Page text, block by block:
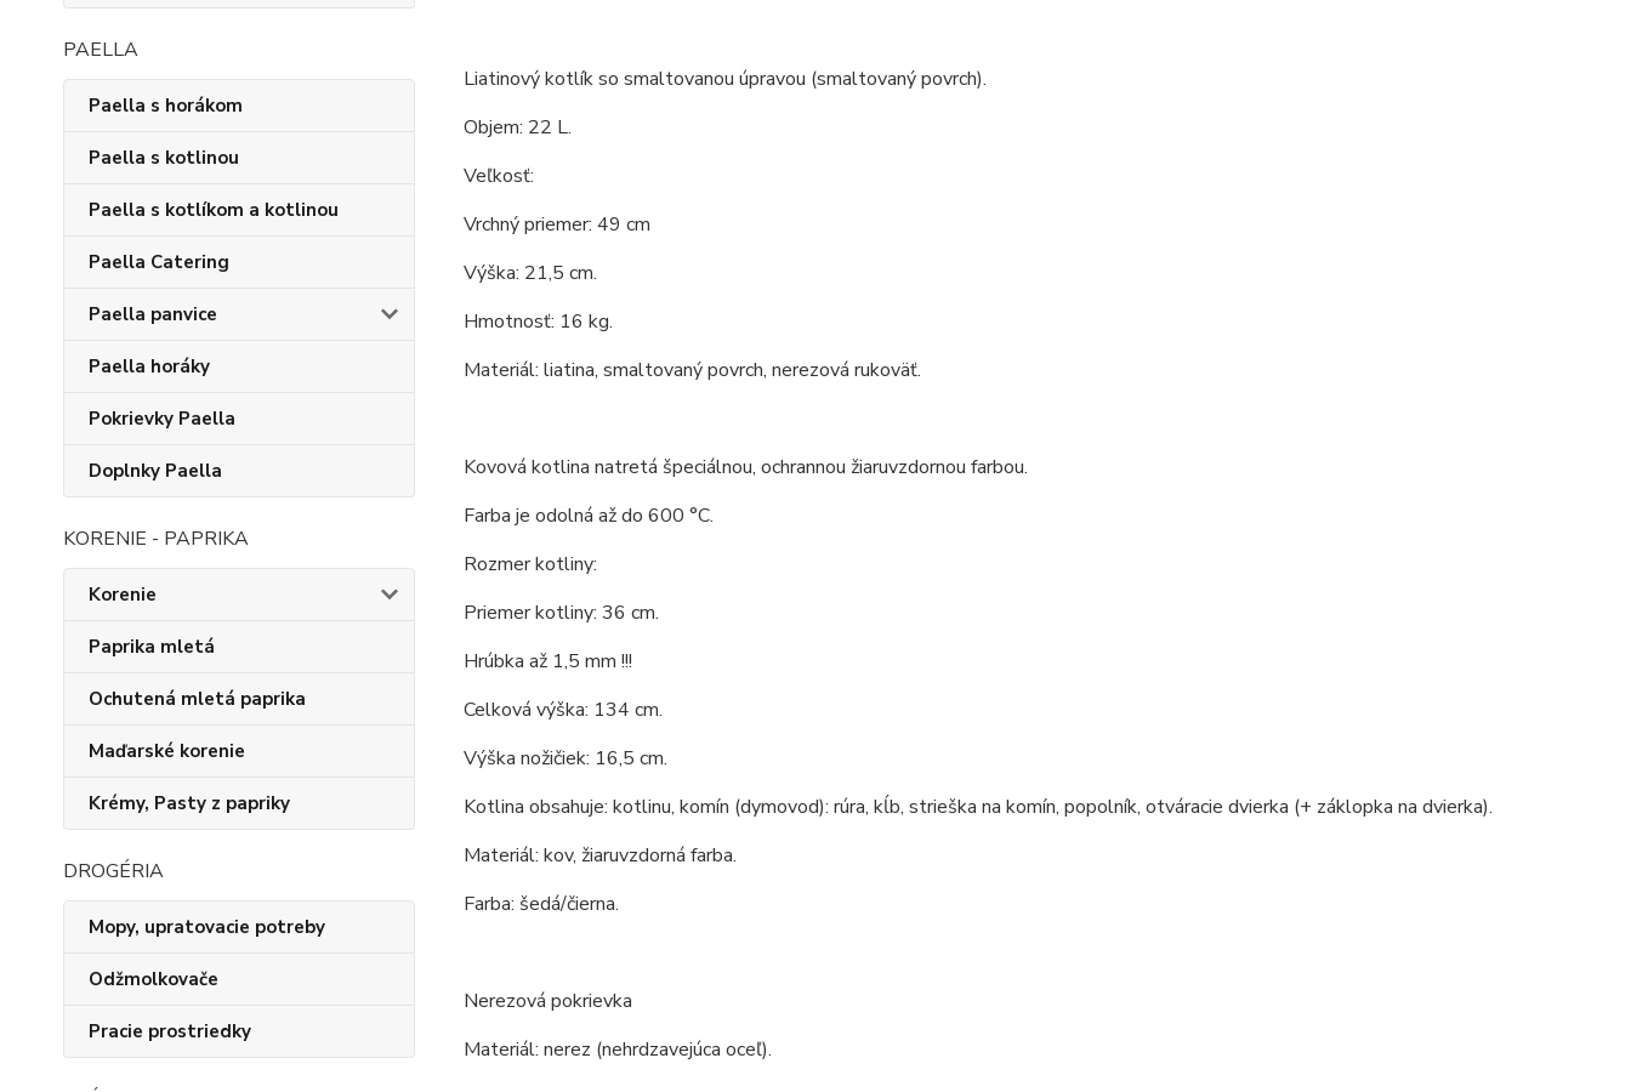
PAELLA
Paella s horákom
Paella s kotlinou
Paella s kotlíkom a kotlinou
Paella Catering
Paella panvice
Paella horáky
Pokrievky Paella
Doplnky Paella
KORENIE - PAPRIKA
Korenie
Paprika mletá
Ochutená mletá paprika
Maďarské korenie
Krémy, Pasty z papriky
DROGÉRIA
Mopy, upratovacie potreby
Odžmolkovače
Pracie prostriedky
Liatinový kotlík so smaltovanou úpravou (smaltovaný povrch).
Objem: 22 L.
Veľkosť:
Vrchný priemer: 49 cm
Výška: 21,5 cm.
Hmotnosť: 16 kg.
Materiál: liatina, smaltovaný povrch, nerezová rukoväť.
Kovová kotlina natretá špeciálnou, ochrannou žiaruvzdornou farbou.
Farba je odolná až do 600 °C.
Rozmer kotliny:
Priemer kotliny: 36 cm.
Hrúbka až 1,5 mm !!!
Celková výška: 134 cm.
Výška nožičiek: 16,5 cm.
Kotlina obsahuje: kotlinu, komín (dymovod): rúra, kĺb, strieška na komín, popolník, otváracie dvierka (+ záklopka na dvierka).
Materiál: kov, žiaruvzdorná farba.
Farba: šedá/čierna.
Nerezová pokrievka
Materiál: nerez (nehrdzavejúca oceľ).